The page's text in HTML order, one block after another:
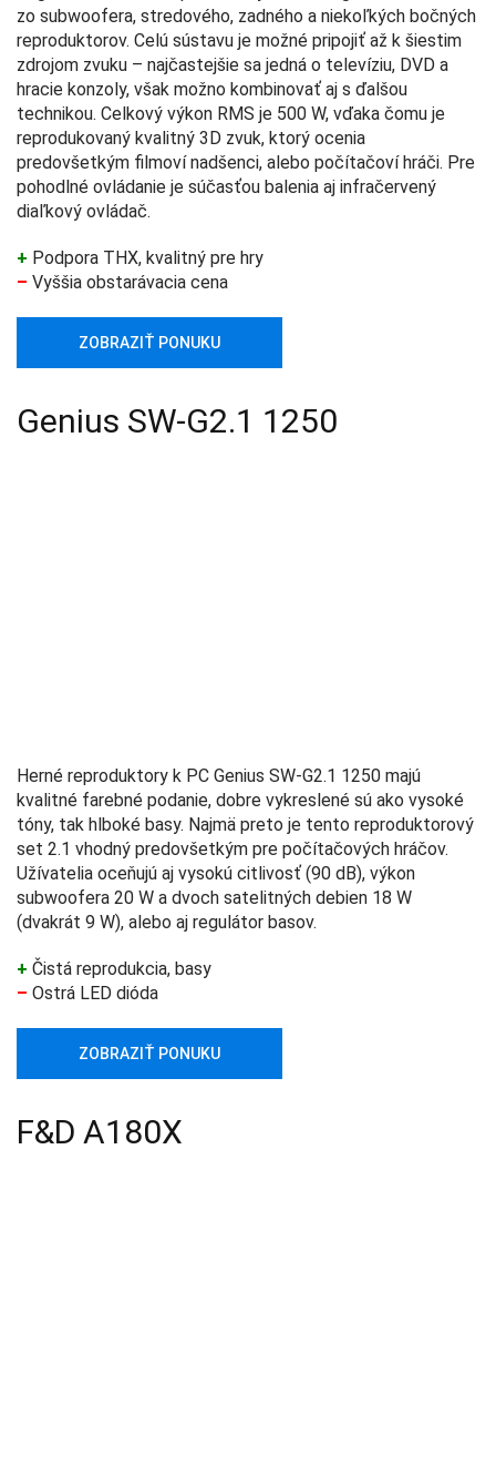
zo subwoofera, stredového, zadného a niekoľkých bočných
reproduktorov. Celú sústavu je možné pripojiť až k šiestim
zdrojom zvuku – najčastejšie sa jedná o televíziu, DVD a
hracie konzoly, však možno kombinovať aj s ďalšou
technikou. Celkový výkon RMS je 500 W, vďaka čomu je
reprodukovaný kvalitný 3D zvuk, ktorý ocenia
predovšetkým filmoví nadšenci, alebo počítačoví hráči. Pre
pohodlné ovládanie je súčasťou balenia aj infračervený
diaľkový ovládač.
+ Podpora THX, kvalitný pre hry
– Vyššia obstarávacia cena
ZOBRAZIŤ PONUKU
Genius SW-G2.1 1250
Herné reproduktory k PC Genius SW-G2.1 1250 majú
kvalitné farebné podanie, dobre vykreslené sú ako vysoké
tóny, tak hlboké basy. Najmä preto je tento reproduktorový
set 2.1 vhodný predovšetkým pre počítačových hráčov.
Užívatelia oceňujú aj vysokú citlivosť (90 dB), výkon
subwoofera 20 W a dvoch satelitných debien 18 W
(dvakrát 9 W), alebo aj regulátor basov.
+ Čistá reprodukcia, basy
– Ostrá LED dióda
ZOBRAZIŤ PONUKU
F&D A180X